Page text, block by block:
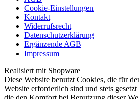
Cookie-Einstellungen
Kontakt
Widerrufsrecht
Datenschutzerklärung
Ergänzende AGB
Impressum
Realisiert mit Shopware
Diese Website benutzt Cookies, die für
Website erforderlich sind und stets